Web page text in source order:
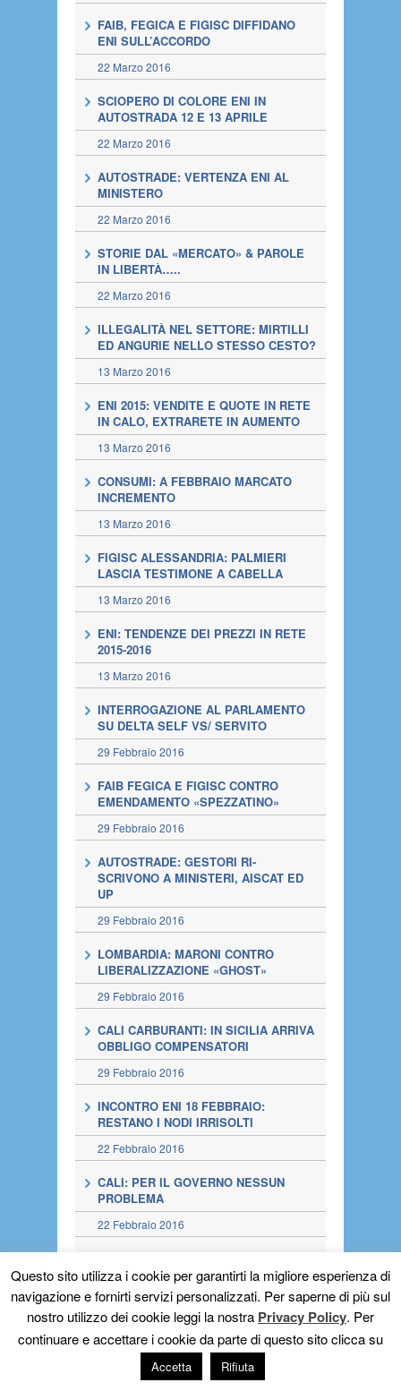
FAIB, FEGICA E FIGISC DIFFIDANO
ENI SULL’ACCORDO
22 Marzo 2016
SCIOPERO DI COLORE ENI IN
AUTOSTRADA 12 E 13 APRILE
22 Marzo 2016
AUTOSTRADE: VERTENZA ENI AL
MINISTERO
22 Marzo 2016
STORIE DAL «MERCATO» & PAROLE
IN LIBERTÀ…..
22 Marzo 2016
ILLEGALITÀ NEL SETTORE: MIRTILLI
ED ANGURIE NELLO STESSO CESTO?
13 Marzo 2016
ENI 2015: VENDITE E QUOTE IN RETE
IN CALO, EXTRARETE IN AUMENTO
13 Marzo 2016
CONSUMI: A FEBBRAIO MARCATO
INCREMENTO
13 Marzo 2016
FIGISC ALESSANDRIA: PALMIERI
LASCIA TESTIMONE A CABELLA
13 Marzo 2016
ENI: TENDENZE DEI PREZZI IN RETE
2015-2016
13 Marzo 2016
INTERROGAZIONE AL PARLAMENTO
SU DELTA SELF VS/ SERVITO
29 Febbraio 2016
FAIB FEGICA E FIGISC CONTRO
EMENDAMENTO «SPEZZATINO»
29 Febbraio 2016
AUTOSTRADE: GESTORI RI-
SCRIVONO A MINISTERI, AISCAT ED
UP
29 Febbraio 2016
LOMBARDIA: MARONI CONTRO
LIBERALIZZAZIONE «GHOST»
29 Febbraio 2016
CALI CARBURANTI: IN SICILIA ARRIVA
OBBLIGO COMPENSATORI
29 Febbraio 2016
INCONTRO ENI 18 FEBBRAIO:
RESTANO I NODI IRRISOLTI
22 Febbraio 2016
CALI: PER IL GOVERNO NESSUN
PROBLEMA
22 Febbraio 2016
SCUOLA» SU DISPARITÀ PREZZI
22 Febbraio 2016
ENI-FAIB, FEGICA E FIGISC:
INCONTRO IL 18.02.2016
16 Febbraio 2016
Questo sito utilizza i cookie per garantirti la migliore esperienza di
navigazione e fornirti servizi personalizzati. Per saperne di più sul
nostro utilizzo dei cookie leggi la nostra Privacy Policy. Per
continuare e accettare i cookie da parte di questo sito clicca su
Accetta Rifiuta